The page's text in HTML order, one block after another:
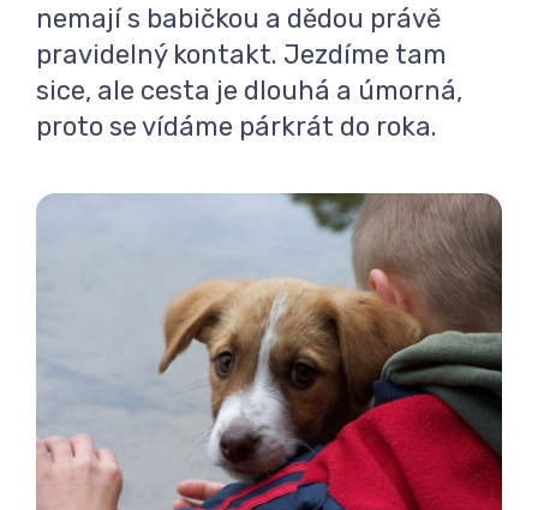
nemají s babičkou a dědou právě
pravidelný kontakt. Jezdíme tam
sice, ale cesta je dlouhá a úmorná,
proto se vídáme párkrát do roka.